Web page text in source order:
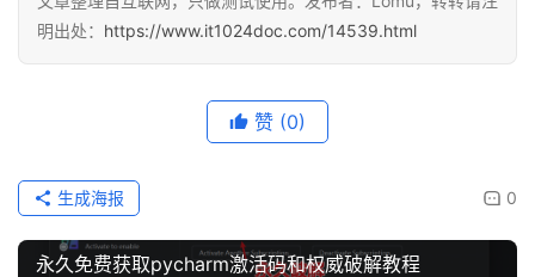
明出处： https://www.it1024doc.com/14539.html
赞 (0)
0
生成海报
永久免费获取pycharm激活码和权威破解教程